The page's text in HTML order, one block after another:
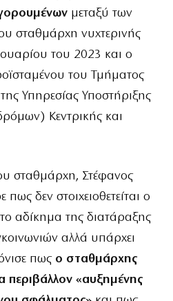
μεταξύ των
σταθμάρχη νυχτερινής
του 2023 και ο
του Τμήματος
Υπηρεσίας Υποστήριξης
Κεντρικής και
σταθμάρχη, Στέφανος
δεν στοιχειοθετείται ο
αδίκημα της διατάραξης
αλλά υπάρχει
πως ο σταθμάρχης
περιβάλλον «αυξημένης